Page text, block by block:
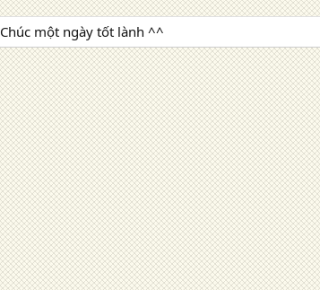
Chúc một ngày tốt lành ^^